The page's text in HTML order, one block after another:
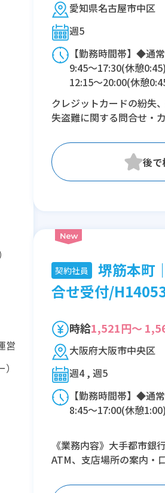
営
愛知県名古屋市中区
週5
【勤務時間帯】◆通
9:45〜17:30(休憩0:45)
12:15〜20:00(休憩
※残業：0〜10時間程
クレジットカードの紛失
失盗難に関する問合せ・
契約社員
堺筋本町
合せ受付/
時給1,521円～
大阪府大阪市中央区
週4 , 週5
【勤務時間帯】◆通
8:45〜17:00(休憩1:00)
※残業：5〜15時間
※時短：・【時短・
・8:45-17:00かつ週
→週休日は曜日固定。
《業務内容》大手都市
ATM、支店場所の案内・